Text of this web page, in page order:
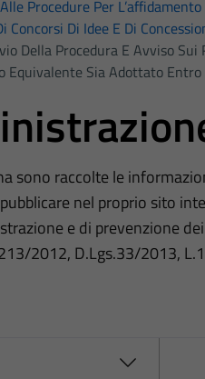
Procedure Per
Concorsi Di Idee E Di
Della Procedura E Avviso
Equivalente Sia Adottato
sono raccolte le
nel proprio sito
e di prevenzione
2012, D.Lgs.33/2013,